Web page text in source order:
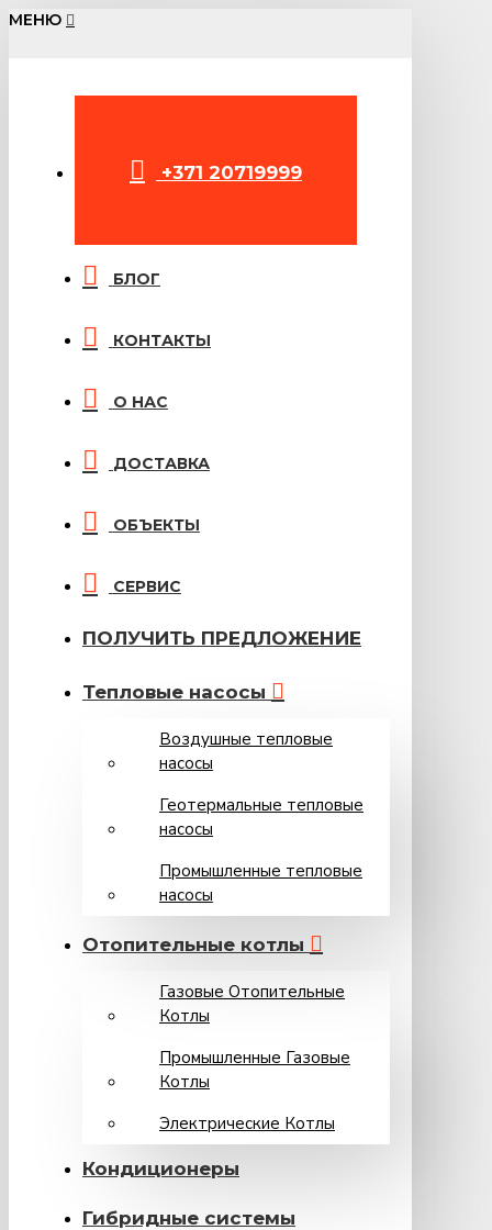
МЕНЮ
+371 20719999
БЛОГ
КОНТАКТЫ
О НАС
ДОСТАВКА
ОБЪЕКТЫ
СЕРВИС
ПОЛУЧИТЬ ПРЕДЛОЖЕНИЕ
Тепловые насосы
Воздушные тепловые
насосы
Геотермальные тепловые
насосы
Промышленные тепловые
насосы
Oтопительные котлы
Газовые Отопительные
Котлы
Промышленные Газовые
Котлы
Электрические Котлы
Кондиционеры
Гибридные системы